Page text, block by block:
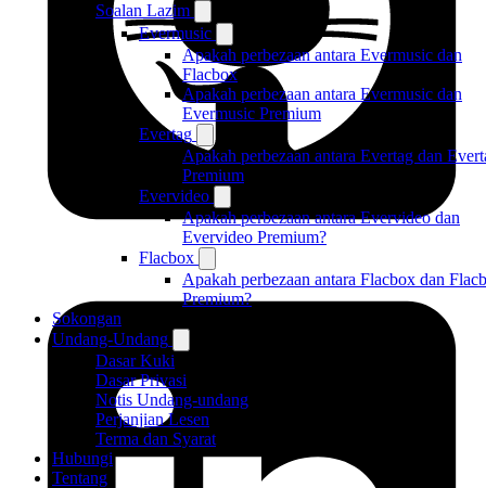
Soalan Lazim
Evermusic
Apakah perbezaan antara Evermusic dan
Flacbox
Apakah perbezaan antara Evermusic dan
Evermusic Premium
Evertag
Apakah perbezaan antara Evertag dan
Premium
Evervideo
Apakah perbezaan antara Evervideo dan
Evervideo Premium?
Flacbox
Apakah perbezaan antara Flacbox dan
Premium?
Sokongan
Undang-Undang
Dasar Kuki
Dasar Privasi
Notis Undang-undang
Perjanjian Lesen
Terma dan Syarat
Hubungi
Tentang